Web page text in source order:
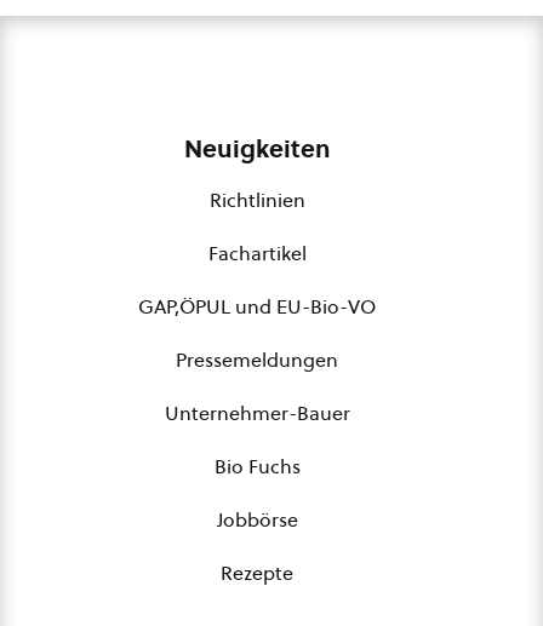
Neuigkeiten
Richtlinien
Fachartikel
GAP,ÖPUL und EU-Bio-VO
Pressemeldungen
Unternehmer-Bauer
Bio Fuchs
Jobbörse
Rezepte